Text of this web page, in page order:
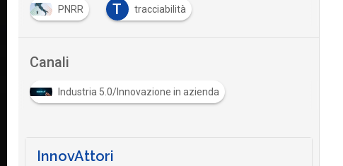
PNRR T tracciabilità
Canali
Industria 5.0/Innovazione in azienda
InnovAttori